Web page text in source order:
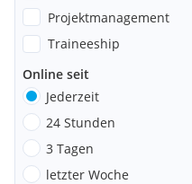
Projektmanagement
Traineeship
Online seit
Jederzeit
24 Stunden
3 Tagen
letzter Woche